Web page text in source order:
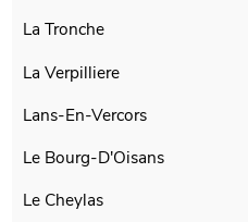
La Tronche
La Verpilliere
Lans-En-Vercors
Le Bourg-D'Oisans
Le Cheylas